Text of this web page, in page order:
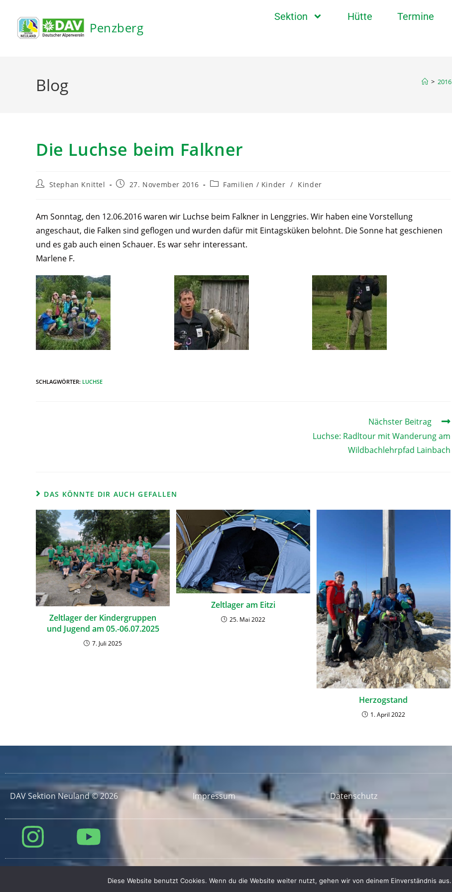
Penzberg
Sektion Hütte Termine
Blog > 2016
Die Luchse beim Falkner
Stephan Knittel 27. November 2016 Familien / Kinder / Kinder
Am Sonntag, den 12.06.2016 waren wir Luchse beim Falkner in Lenggries. Wir haben eine Vorstellung
angeschaut, die Falken sind geflogen und wurden dafür mit Eintagsküken belohnt. Die Sonne hat geschienen
und es gab auch einen Schauer. Es war sehr interessant.
Marlene F.
SCHLAGWÖRTER: LUCHSE
Nächster Beitrag
Luchse: Radltour mit Wanderung am
Wildbachlehrpfad Lainbach
DAS KÖNNTE DIR AUCH GEFALLEN
Zeltlager der Kindergruppen
und Jugend am 05.-06.07.2025
7. Juli 2025
Zeltlager am Eitzi
25. Mai 2022
Herzogstand
1. April 2022
DAV Sektion Neuland © 2026 Impressum Datenschutz
Diese Website benutzt Cookies. Wenn du die Website weiter nutzt, gehen wir von deinem Einverständnis aus.